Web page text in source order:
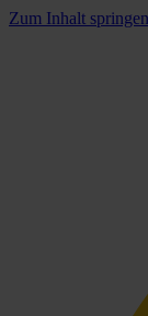
Zum Inhalt springen